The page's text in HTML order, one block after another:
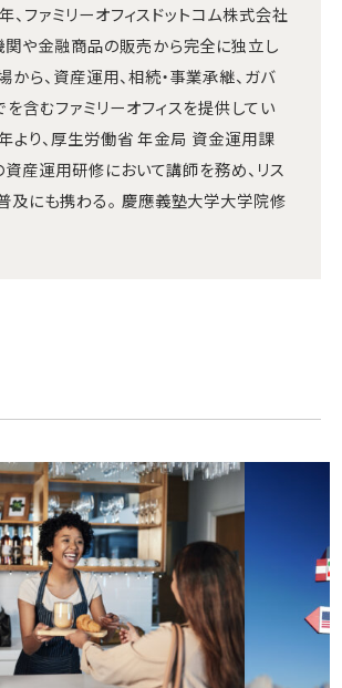
、ファミリーオフィスドットコム株式会社
関や金融商品の販売から完全に独立し
ら、資産運用、相続・事業承継、ガバ
含むファミリーオフィスを提供してい
より、厚生労働省 年金局 資金運用課
資産運用研修において講師を務め、リス
及にも携わる。 慶應義塾大学大学院修